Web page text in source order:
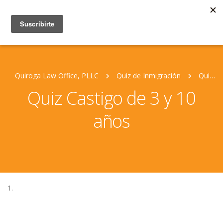
Quiroga Law Office, PLLC Quiz de Inmigración Quiz Castigo de 3 y 10 años
Quiz Castigo de 3 y 10
años
1.